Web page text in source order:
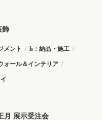
飾
メント / h：納品・施工 /
ォール＆インテリア /
月 展示受注会